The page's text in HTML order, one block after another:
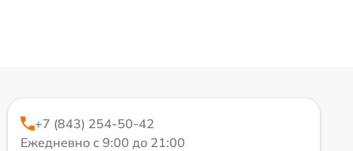
+7 (843) 254-50-42
Ежедневно с 9:00 до 21:00